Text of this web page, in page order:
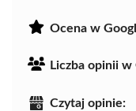
Ocena w
Liczba opinii w
Czytaj opinie: